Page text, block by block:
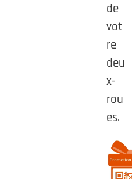
de
vot
re
deu
x-
rou
es.